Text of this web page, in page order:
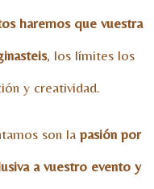
haremos que vuestra
, los límites los
y creatividad.
son la pasión por
a vuestro evento y